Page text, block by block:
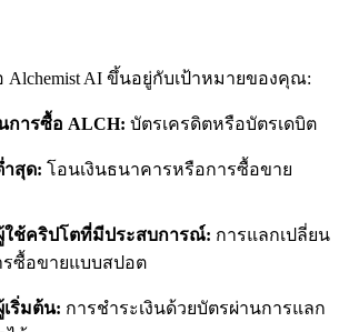
ข้อมูลขนาดใหญ่ รวมถึงข้อมูลการค้า ฯลฯ
AI ขึ้นอยู่กับเป้าหมายของคุณ:
การซื้อ ALCH: บัตรเครดิตหรือบัตรเดบิต
สุด: โอนเงินธนาคารหรือการซื้อขาย
ใช้คริปโตที่มีประสบการณ์: การแลกเปลี่ยน
ซื้อขายแบบสปอต
ริ่มต้น: การชำระเงินด้วยบัตรผ่านการแลก